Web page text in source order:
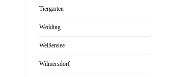
Tiergarten
Wedding
Weißensee
Wilmersdorf